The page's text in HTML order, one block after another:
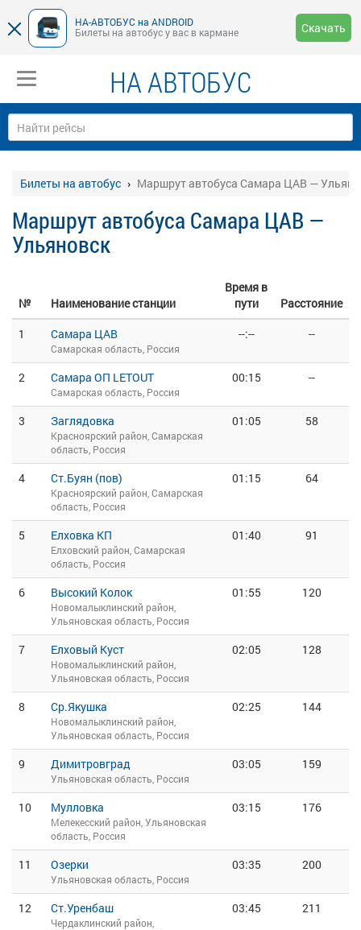
НА-АВТОБУС на ANDROID
Билеты на автобус у вас в кармане
Скачать
НА АВТОБУС
Билеты на автобус Маршрут автобуса Самара ЦАВ —
Маршрут автобуса Самара ЦАВ —
Ульяновск
№ Наименование станции
Время в
пути
Расстояние
1
Самара ЦАВ
Самарская область, Россия
--:-- --
2 Самара ОП LETOUT
Самарская область, Россия
00:15 --
3 Заглядовка
Красноярский район, Самарская
область, Россия
01:05 58
4 Ст.Буян (пов)
Красноярский район, Самарская
область, Россия
01:15 64
5 Елховка КП
Елховский район, Самарская
область, Россия
01:40 91
6 Высокий Колок
Новомалыклинский район,
Ульяновская область, Россия
01:55 120
7 Елховый Куст
Новомалыклинский район,
Ульяновская область, Россия
02:05 128
8 Ср.Якушка
Новомалыклинский район,
Ульяновская область, Россия
02:25 144
9 Димитровград
Ульяновская область, Россия
03:05 159
10 Мулловка
Мелекесский район, Ульяновская
область, Россия
03:15 176
11 Озерки
Ульяновская область, Россия
03:35 200
12 Ст.Уренбаш
Чердаклинский район,
03:45 211